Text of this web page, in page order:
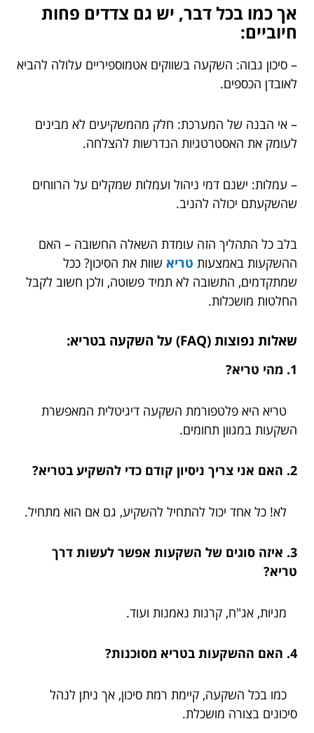
אך כמו בכל דבר, יש גם צדדים פחות
חיוביים:
– סיכון גבוה: השקעה בשווקים אטמוספיריים עלולה להביא
לאובדן הכספים.
– אי הבנה של המערכת: חלק מהמשקיעים לא מבינים
לעומק את האסטרטגיות הנדרשות להצלחה.
– עמלות: ישנם דמי ניהול ועמלות שמקלים על הרווחים
שהשקעתם יכולה להניב.
בלב כל התהליך הזה עומדת השאלה החשובה – האם
ההשקעות באמצעות טריא שוות את הסיכון? ככל
שמתקדמים, התשובה לא תמיד פשוטה, ולכן חשוב לקבל
החלטות מושכלות.
שאלות נפוצות (FAQ) על השקעה בטריא:
1. מהי טריא?
טריא היא פלטפורמת השקעה דיגיטלית המאפשרת
השקעות במגוון תחומים.
2. האם אני צריך ניסיון קודם כדי להשקיע בטריא?
לא! כל אחד יכול להתחיל להשקיע, גם אם הוא מתחיל.
3. איזה סוגים של השקעות אפשר לעשות דרך
טריא?
מניות, אג"ח, קרנות נאמנות ועוד.
4. האם ההשקעות בטריא מסוכנות?
כמו בכל השקעה, קיימת רמת סיכון, אך ניתן לנהל
סיכונים בצורה מושכלת.